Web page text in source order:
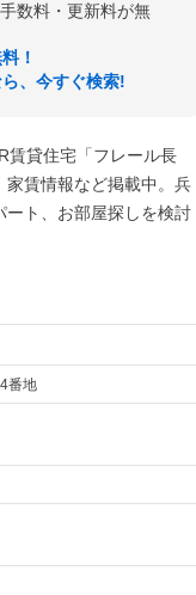
数料・更新料が無
！
、今すぐ検索!
賃貸住宅「フレール長
家賃情報など掲載中。兵
ート、お部屋探しを検討
番地